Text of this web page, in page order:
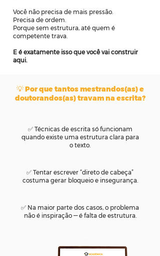
Você não precisa de mais pressão.
Precisa de ordem.
Porque sem estrutura, até quem é
competente trava.
E é exatamente isso que você vai construir
aqui.
💡 Por que tantos mestrandos(as) e
doutorandos(as) travam na escrita?
✅ Técnicas de escrita só funcionam
quando existe uma estrutura clara para
o texto.
✅ Tentar escrever “direto de cabeça”
costuma gerar bloqueio e insegurança.
✅ Na maior parte dos casos, o problema
não é inspiração — é falta de estrutura.